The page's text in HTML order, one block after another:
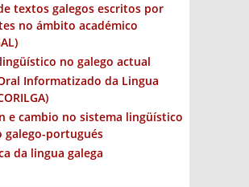
textos galegos escritos por
no ámbito académico
no galego actual
Informatizado da Lingua
e cambio no sistema lingüístico
galego-portugués
da lingua galega